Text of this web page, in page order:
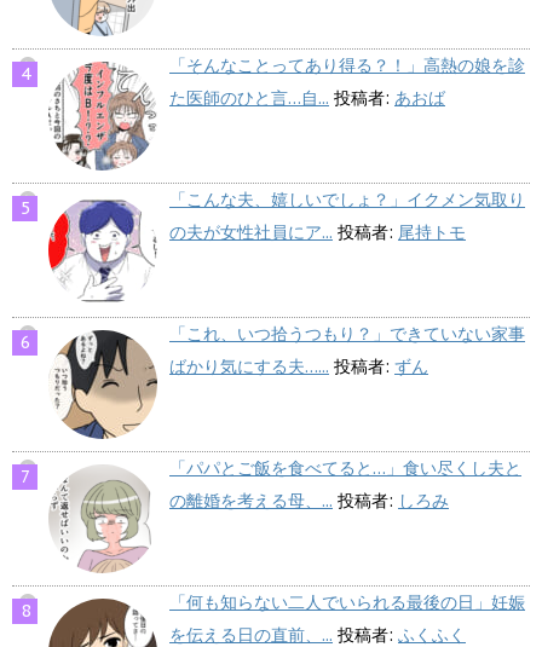
「そんなことってあり得る？！」高熱の娘を診
た医師のひと言…自... 投稿者: あおば
「こんな夫、嬉しいでしょ？」イクメン気取り
の夫が女性社員にア... 投稿者: 尾持トモ
「これ、いつ拾うつもり？」できていない家事
ばかり気にする夫…... 投稿者: ずん
「パパとご飯を食べてると…」食い尽くし夫と
の離婚を考える母、... 投稿者: しろみ
「何も知らない二人でいられる最後の日」妊娠
を伝える日の直前、... 投稿者: ふくふく